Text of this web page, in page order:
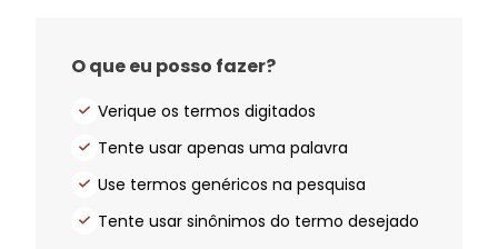
O que eu posso fazer?
Verique os termos digitados
Tente usar apenas uma palavra
Use termos genéricos na pesquisa
Tente usar sinônimos do termo desejado